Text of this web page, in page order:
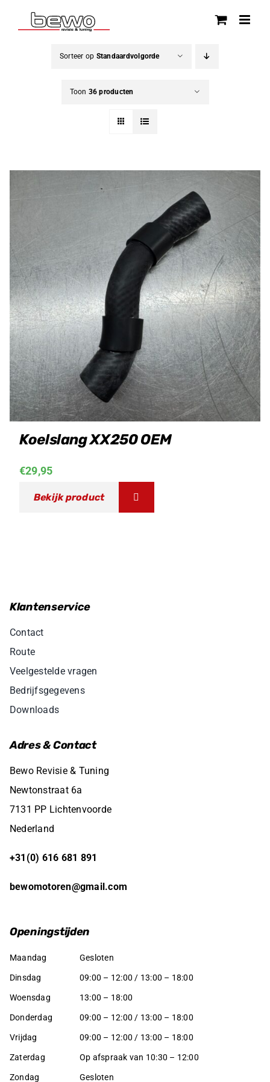
naar
Sorteer op Standaardvolgorde
Toon 36 producten
Koelslang XX250 OEM
€29,95
Bekijk product
Klantenservice
Contact
Route
Veelgestelde vragen
Bedrijfsgegevens
Downloads
Adres & Contact
Bewo Revisie & Tuning
Newtonstraat 6a
7131 PP Lichtenvoorde
Nederland
+31(0) 616 681 891
bewomotoren@gmail.com
Openingstijden
Maandag Gesloten
Dinsdag 09:00 – 12:00 / 13:00 – 18:00
Woensdag 13:00 – 18:00
Donderdag 09:00 – 12:00 / 13:00 – 18:00
Vrijdag 09:00 – 12:00 / 13:00 – 18:00
Zaterdag Op afspraak van 10:30 – 12:00
Zondag Gesloten